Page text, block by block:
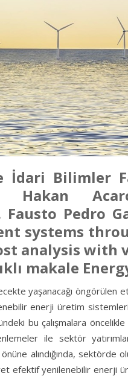
İdari Bilimler
Fausto Pedro
systems
analysis with
makale
yaşanacağı
enerji üretim
bu çalışmalara
ile sektör
alındığında, sektörde
efektif yenilenebilir enerji